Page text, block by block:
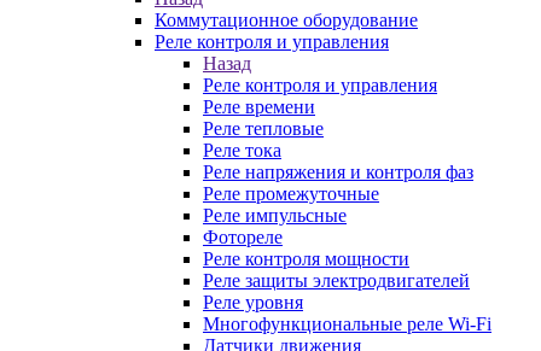
Коммутационное оборудование
Реле контроля и управления
Назад
Реле контроля и управления
Реле времени
Реле тепловые
Реле тока
Реле напряжения и контроля фаз
Реле промежуточные
Реле импульсные
Фотореле
Реле контроля мощности
Реле защиты электродвигателей
Реле уровня
Многофункциональные реле Wi-Fi
Датчики движения